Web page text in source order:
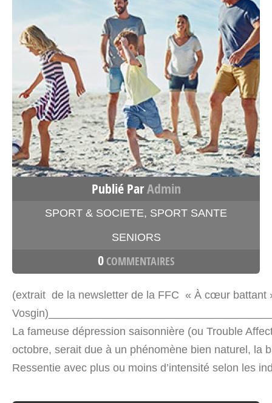
Publié ParAdmin
SPORT & SOCIETE, SPORT SANTE
SENIORS
0 COMMENTAIRES
(extrait de la newsletter de la FFC « À cœur battant
La fameuse dépression saisonnière (ou Trouble
octobre, serait due à un phénomène bien naturel, la
Ressentie avec plus ou moins d’intensité selon les